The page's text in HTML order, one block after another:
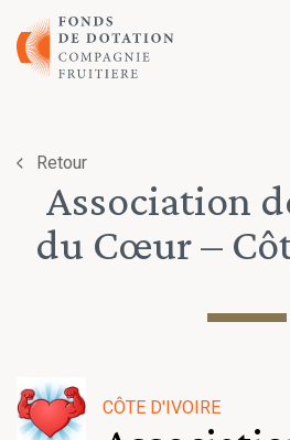
Aller au contenu
Retour
Association
du Cœur –
CÔTE D'IVOIRE